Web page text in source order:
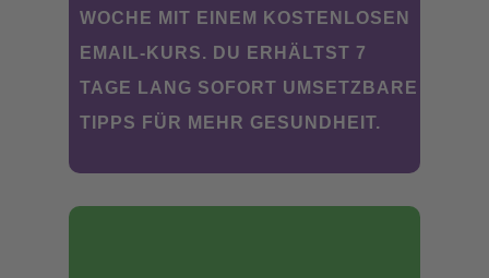
WOCHE MIT EINEM KOSTENLOSEN
EMAIL-KURS. DU ERHÄLTST 7
TAGE LANG SOFORT UMSETZBARE
TIPPS FÜR MEHR GESUNDHEIT.